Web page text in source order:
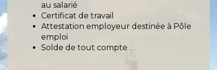
au salarié
Certificat de travail
Attestation employeur destinée à Pôle
emploi
Solde de tout compte